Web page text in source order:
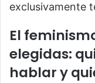
exclusivamente
El
elegidas:
hablar y